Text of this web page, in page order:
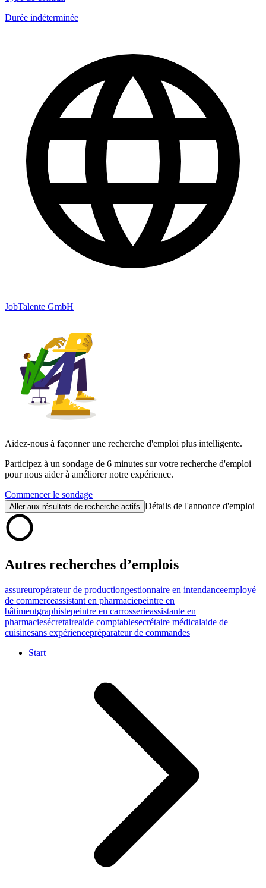
Durée indéterminée
JobTalente GmbH
Aidez-nous à façonner une recherche d'emploi plus intelligente.
Participez à un sondage de 6 minutes sur votre recherche d'emploi
pour nous aider à améliorer notre expérience.
Commencer le sondage
Aller aux résultats de recherche actifs Détails de l'annonce d'emploi
Autres recherches d’emplois
assureuropérateur de productiongestionnaire en intendanceemployé
de commerceassistant en pharmaciepeintre en
bâtimentgraphistepeintre en carrosserieassistante en
pharmaciesécretaireaide comptablesecrétaire médicalaide de
cuisinesans expériencepréparateur de commandes
Start